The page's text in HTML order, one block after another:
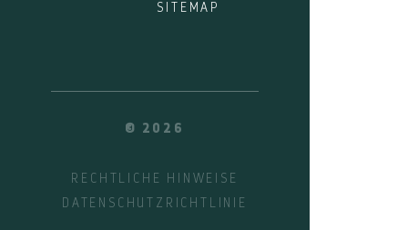
SITEMAP
© 2026
RECHTLICHE HINWEISE
DATENSCHUTZRICHTLINIE